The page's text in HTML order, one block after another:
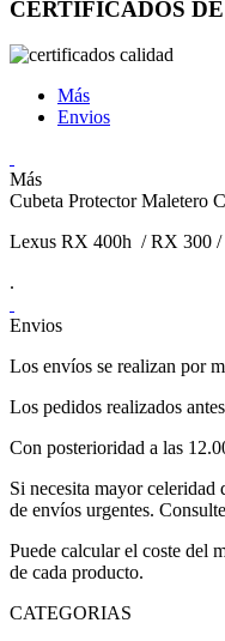
CERTIFICADOS
Más
Envios
Más
Cubeta Protector Maletero
Lexus RX 400h / RX 300 /
.
Envios
Los envíos se realizan por
Los pedidos realizados
Con posterioridad a las
Si necesita mayor celeridad
de envíos urgentes.
Puede calcular el coste del
de cada producto.
CATEGORIAS